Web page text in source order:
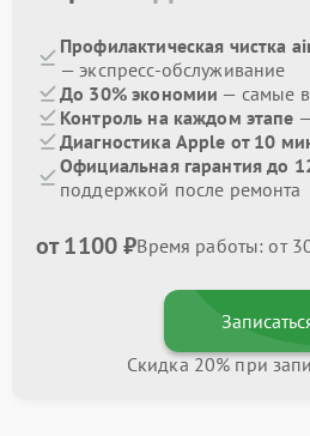
Профилактическая чистка
— экспресс-обслуживание
До 30% экономии — самые
Контроль на каждом этапе
Диагностика Apple от 10
Официальная гарантия до
поддержкой после ремонта
от 1100 ₽Время работы: от
Скидка 20% при